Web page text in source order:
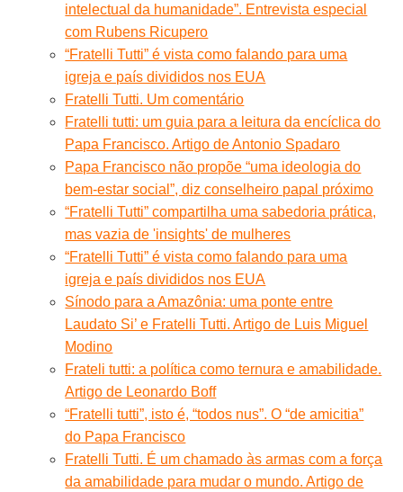
intelectual da humanidade”. Entrevista especial
com Rubens Ricupero
“Fratelli Tutti” é vista como falando para uma
igreja e país divididos nos EUA
Fratelli Tutti. Um comentário
Fratelli tutti: um guia para a leitura da encíclica do
Papa Francisco. Artigo de Antonio Spadaro
Papa Francisco não propõe “uma ideologia do
bem-estar social”, diz conselheiro papal próximo
“Fratelli Tutti” compartilha uma sabedoria prática,
mas vazia de 'insights' de mulheres
“Fratelli Tutti” é vista como falando para uma
igreja e país divididos nos EUA
Sínodo para a Amazônia: uma ponte entre
Laudato Si’ e Fratelli Tutti. Artigo de Luis Miguel
Modino
Frateli tutti: a política como ternura e amabilidade.
Artigo de Leonardo Boff
“Fratelli tutti”, isto é, “todos nus”. O “de amicitia”
do Papa Francisco
Fratelli Tutti. É um chamado às armas com a força
da amabilidade para mudar o mundo. Artigo de